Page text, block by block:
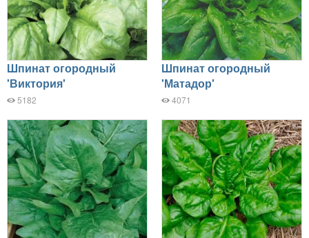
Шпинат огородный
'Виктория'
5182
Шпинат огородный
'Матадор'
4071